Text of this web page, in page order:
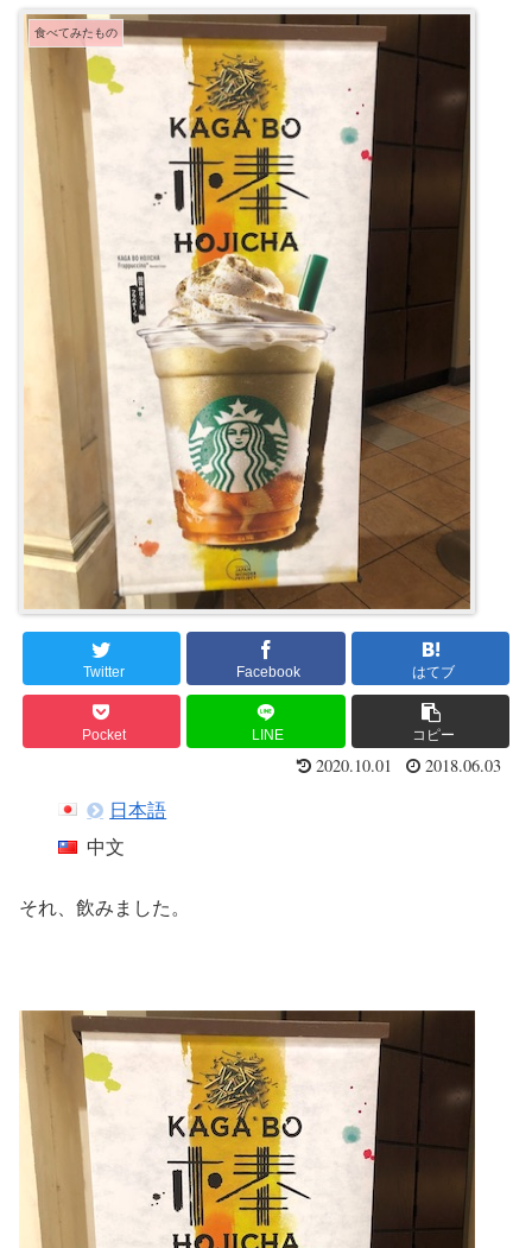
食べてみたもの
Twitter Facebook はてブ
Pocket LINE コピー
2020.10.01 2018.06.03
日本語
中文
それ、飲みました。